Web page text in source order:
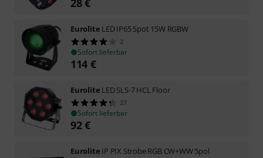
Eurolite LED IP65 Spot 15W RGBW
2
Sofort lieferbar
114 €
Eurolite LED SLS-7 HCL Floor
27
Sofort lieferbar
92€
Eurolite IP PIX Strobe RGB CW+WW 5pol